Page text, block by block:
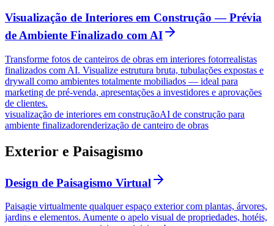
Visualização de Interiores em Construção — Prévia
de Ambiente Finalizado com AI
Transforme fotos de canteiros de obras em interiores fotorrealistas
finalizados com AI. Visualize estrutura bruta, tubulações expostas e
drywall como ambientes totalmente mobiliados — ideal para
marketing de pré-venda, apresentações a investidores e aprovações
de clientes.
visualização de interiores em construçãoAI de construção para
ambiente finalizadorenderização de canteiro de obras
Exterior e Paisagismo
Design de Paisagismo Virtual
Paisagie virtualmente qualquer espaço exterior com plantas, árvores,
jardins e elementos. Aumente o apelo visual de propriedades, hotéis,